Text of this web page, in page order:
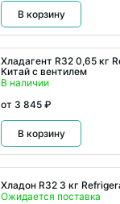
В корзину
Хладагент R32 0,65 кг
Китай с вентилем
В наличии
от 3 845 ₽
В корзину
Хладон R32 3 кг
Ожидается поставка